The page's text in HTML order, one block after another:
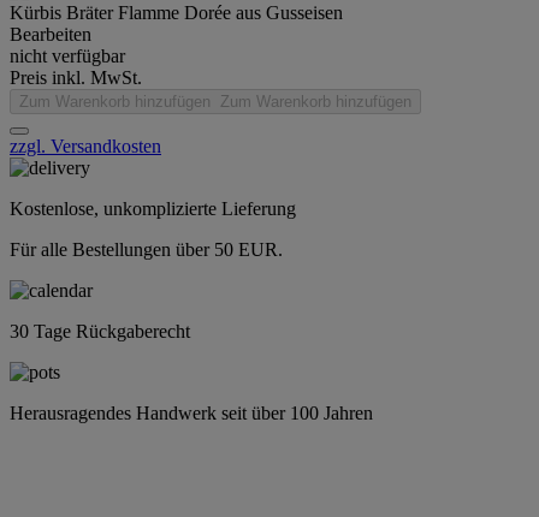
Kürbis Bräter Flamme Dorée aus Gusseisen
Bearbeiten
nicht verfügbar
Preis inkl. MwSt.
Zum Warenkorb hinzufügen Zum Warenkorb hinzufügen
zzgl. Versandkosten
Kostenlose, unkomplizierte Lieferung
Für alle Bestellungen über 50 EUR.
30 Tage Rückgaberecht
Herausragendes Handwerk seit über 100 Jahren